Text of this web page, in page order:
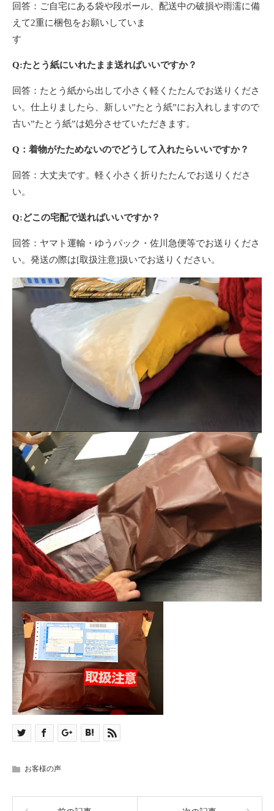
回答：ご自宅にある袋や段ボール、配送中の破損や雨濡に備
えて2重に梱包をお願いしていま
Q:たとう紙にいれたまま送ればいいですか？
回答：たとう紙から出して小さく軽くたたんでお送りくださ
い。仕上りましたら、新しい”たとう紙”にお入れしますので
古い”たとう紙”は処分させていただきます。
Q：着物がたためないのでどうして入れたらいいですか？
回答：大丈夫です。軽く小さく折りたたんでお送りくださ
い。
Q:どこの宅配で送ればいいですか？
回答：ヤマト運輸・ゆうパック・佐川急便等でお送りくださ
い。発送の際は[取扱注意]扱いでお送りください。
お客様の声